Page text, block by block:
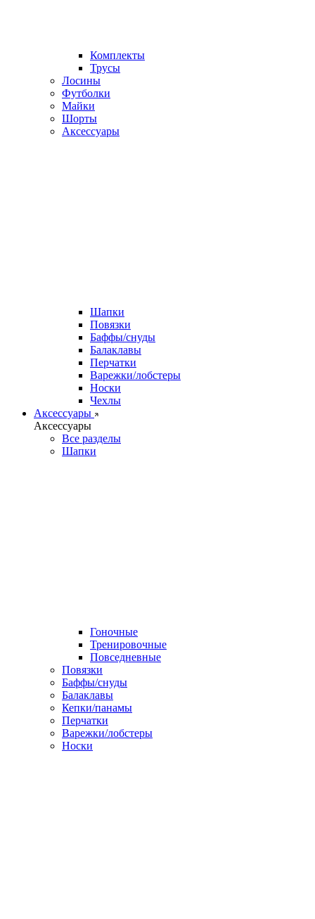
Комплекты
Трусы
Лосины
Футболки
Майки
Шорты
Аксессуары
Шапки
Повязки
Баффы/снуды
Балаклавы
Перчатки
Варежки/лобстеры
Носки
Чехлы
Аксессуары
Аксессуары
Все разделы
Шапки
Гоночные
Тренировочные
Повседневные
Повязки
Баффы/снуды
Балаклавы
Кепки/панамы
Перчатки
Варежки/лобстеры
Носки